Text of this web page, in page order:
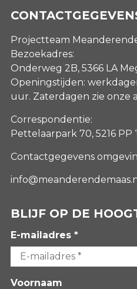
Projectteam
Bezoekadres:
Onderweg 2B, 5366 LA
Openingstijden:
uur. Zaterdagen zie onze
Correspondentie:
Pettelaarpark 70, 5216 PP
Contactgegevens
BLIJF OP DE
E-mailadres *
Voornaam